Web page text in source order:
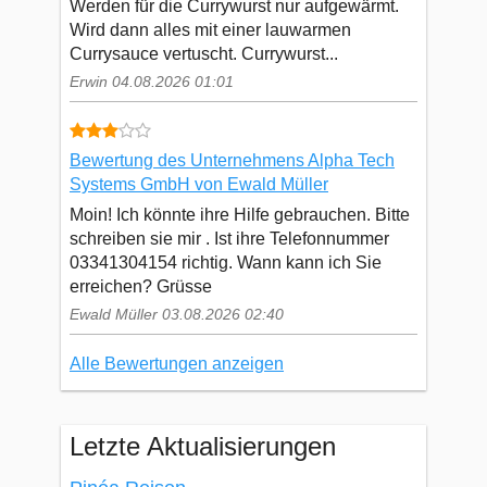
Werden für die Currywurst nur aufgewärmt.
Wird dann alles mit einer lauwarmen
Currysauce vertuscht. Currywurst...
Erwin 04.08.2026 01:01
Bewertung des Unternehmens Alpha Tech
Systems GmbH von Ewald Müller
Moin! Ich könnte ihre Hilfe gebrauchen. Bitte
schreiben sie mir . Ist ihre Telefonnummer
03341304154 richtig. Wann kann ich Sie
erreichen? Grüsse
Ewald Müller 03.08.2026 02:40
Alle Bewertungen anzeigen
Letzte Aktualisierungen